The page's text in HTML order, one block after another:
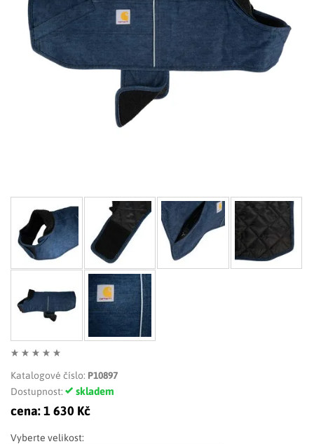
LIMITOVANÉ EDICE
RUKAVICE
Katalogové číslo: P10897
Dostupnost:
skladem
cena:1 630 Kč
Vyberte velikost: